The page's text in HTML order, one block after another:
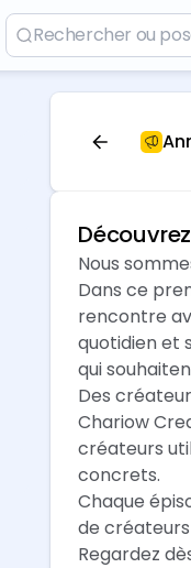
Nous
Dans ce
rencontre
quotidien et
qui
Des
Chariow
créateurs
concrets.
Chaque
de
Regardez